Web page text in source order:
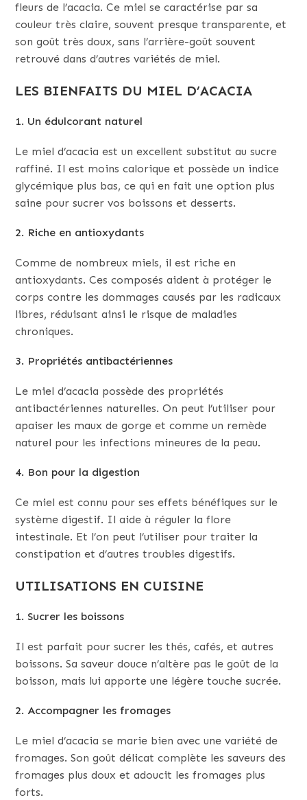
fleurs de l’acacia. Ce miel se caractérise par sa
couleur très claire, souvent presque transparente, et
son goût très doux, sans l’arrière-goût souvent
retrouvé dans d’autres variétés de miel.
LES BIENFAITS DU MIEL D’ACACIA
1. Un édulcorant naturel
Le miel d’acacia est un excellent substitut au sucre
raffiné. Il est moins calorique et possède un indice
glycémique plus bas, ce qui en fait une option plus
saine pour sucrer vos boissons et desserts.
2. Riche en antioxydants
Comme de nombreux miels, il est riche en
antioxydants. Ces composés aident à protéger le
corps contre les dommages causés par les radicaux
libres, réduisant ainsi le risque de maladies
chroniques.
3. Propriétés antibactériennes
Le miel d’acacia possède des propriétés
antibactériennes naturelles. On peut l’utiliser pour
apaiser les maux de gorge et comme un remède
naturel pour les infections mineures de la peau.
4. Bon pour la digestion
Ce miel est connu pour ses effets bénéfiques sur le
système digestif. Il aide à réguler la flore
intestinale. Et l’on peut l’utiliser pour traiter la
constipation et d’autres troubles digestifs.
UTILISATIONS EN CUISINE
1. Sucrer les boissons
Il est parfait pour sucrer les thés, cafés, et autres
boissons. Sa saveur douce n’altère pas le goût de la
boisson, mais lui apporte une légère touche sucrée.
2. Accompagner les fromages
Le miel d’acacia se marie bien avec une variété de
fromages. Son goût délicat complète les saveurs des
fromages plus doux et adoucit les fromages plus
forts.